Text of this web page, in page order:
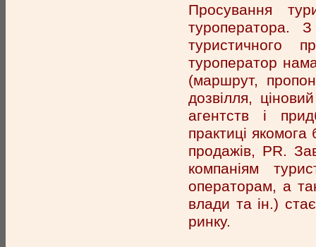
Просування
туроператора.
туристичного
туроператор
(маршрут,
дозвілля,
агентств і
практиці якомога
продажів, PR.
компаніям
операторам, а
влади та ін.)
ринку.